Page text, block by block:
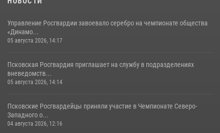
Управление Росгвардии завоевало серебро на чемпионате общества
«Динамо...
05 августа 2026, 14:17
Псковская Росгвардия приглашает на службу в подразделениях
вневедомств...
05 августа 2026, 14:14
Псковские Росгвардейцы приняли участие в Чемпионате Северо-
Западного о...
04 августа 2026, 12:16